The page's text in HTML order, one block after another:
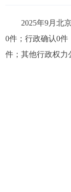
2025年9月北
0件；行政确认0
件；其他行政权力